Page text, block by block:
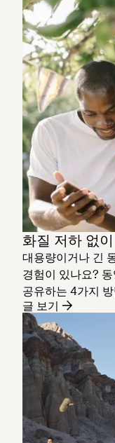
화질 저하 없
대용량이거나 긴
경험이 있나요?
공유하는 4가지
글 보기